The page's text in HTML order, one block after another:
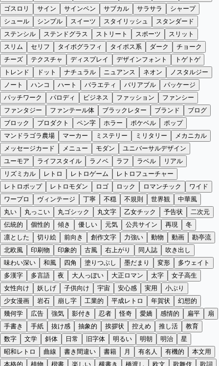
ゴスロリ
サイン サインペン サブカル サラサラ
シャープ
シュール
シンプル スイーツ スタイリッシュ
スタンダード
ステンシル
ステンドグラス ストリート スポーツ
スリット
スリム
セリフ タイポグラフィ タイポス系 ダーク
チョーク
チーズ
テクスチャ ディスプレイ デザインフォント
トゲトゲ
トレンド
ドット ナチュラル ニュアンス ネオン
ノスタルジー
ノート
ハンコ ハート バラエティ バリアブル
パッケージ
パッチワーク
パロディ ビジネス ファッション
ファンシー
ファンタジー
ファンテール体 ブラックレター ブランド
ブログ
ブロック
プロダクト ペン字 ホラー ポケベル
ポップ
マンドラゴラ農場
マーカー ミステリー ミリタリー
メカニカル
メッセージカード
メニュー モダン
ユニバーサルデザイン
ユーモア
ライフスタイル ラノベ ラフ ラベル
リアル
リズミカル
レトロ レトロゲーム
レトロフューチャー
レトロポップ
レトロモダン ロゴ ロック ロマンチック
ワイド
ワープロ
ヴィンテージ 丁寧 不穏 不規則 世界観
中華風
丸い
丸っこい 丸ゴシック 丸文字 乙女チック 予告状
二次元
伝統的
個性的 傾き 優しい 元気 公共サイン 再現
冬
凛とした
切り絵 前向き 創作文字 力強い 動物 動画
勘亭流
北欧風
印刷物 印象的 古風 右上がり 同人誌
吹き出し
味わい深い
和風 四角 塗りつぶし 墨だまり 変形
多ウェイト
多漢字
多言語 夜 大人っぽい 大正ロマン 太字
女子高生
女性向け
妖しげ 子供向け 宇宙 安心感 実用
小ぶり
少女漫画
岩石 崩し字 工業的 平成レトロ 年賀状
幻想的
幾何学
広告 強気 影付き 忍者 怪奇 愛嬌 感情的 扁平
扇
手書き
手紙 抜け感 抽象的 挨拶状 控えめ 推し活
教育
数字
文学 斜体 日常 旧字体 明るい 明朝 明治
星
昭和レトロ
曲線 書き間違い 書籍 月 有名人 有機的
本文用
本格的
植物 楷書 楽しい 横書き 橋渡し 欧文 歌舞伎
歌詞